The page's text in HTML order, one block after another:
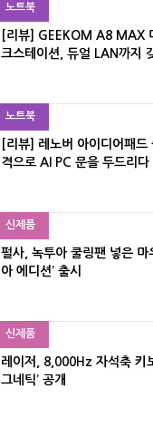
노트북
[리뷰] GEEKOM A8 MAX
크스테이션, 듀얼 LAN까지
노트북
[리뷰] 레노버 아이디어패
격으로 AI PC 문을 두드리다
신제품
펄사, 녹투아 쿨링팬 넣은 마
아 에디션’ 출시
신제품
레이저, 8,000Hz 자석축 키
그네틱’ 공개